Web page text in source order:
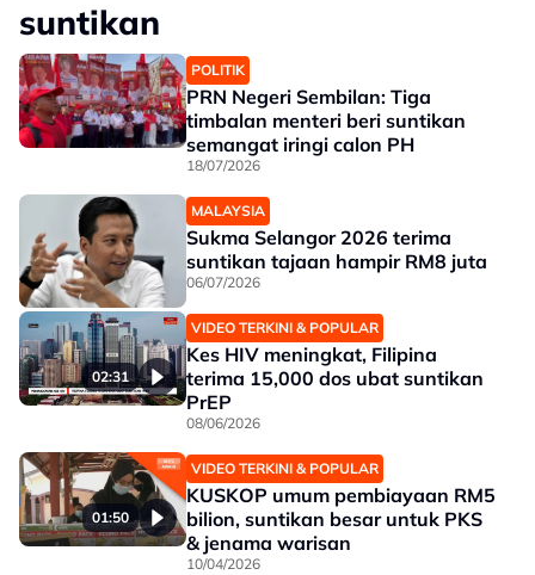
suntikan
POLITIK
PRN Negeri Sembilan: Tiga
timbalan menteri beri suntikan
semangat iringi calon PH
18/07/2026
MALAYSIA
Sukma Selangor 2026 terima
suntikan tajaan hampir RM8 juta
06/07/2026
02:31
VIDEO TERKINI & POPULAR
Kes HIV meningkat, Filipina
terima 15,000 dos ubat suntikan
PrEP
08/06/2026
01:50
VIDEO TERKINI & POPULAR
KUSKOP umum pembiayaan RM5
bilion, suntikan besar untuk PKS
& jenama warisan
10/04/2026